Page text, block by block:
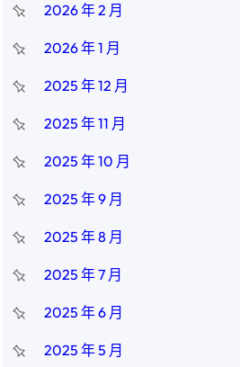
2026 年 2 月
2026 年 1 月
2025 年 12 月
2025 年 11 月
2025 年 10 月
2025 年 9 月
2025 年 8 月
2025 年 7 月
2025 年 6 月
2025 年 5 月